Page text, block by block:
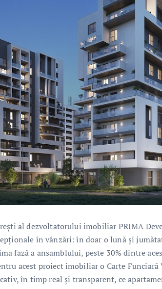
al dezvoltatorului imobiliar PRIMA
în vânzări: în doar o lună și
fază a ansamblului, peste 30% dintre
acest proiect imobiliar o Carte
în timp real și transparent, ce